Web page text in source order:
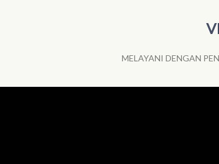
MELAYANI DENGAN